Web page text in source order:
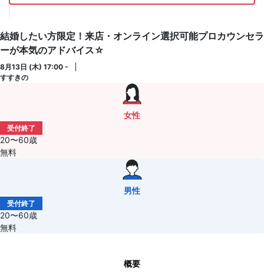
結婚したい方限定！来店・オンライン選択可能プロカウンセラ
ーが本気のアドバイス☆
8月13日 (木) 17:00 -
すすきの
女性
受付終了
20〜60歳
無料
男性
受付終了
20〜60歳
無料
概要